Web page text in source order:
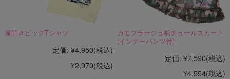
肩開きビッグTシャツ
定価: ¥4,950(税込)
¥2,970(税込)
カモフラージュ柄チュールスカート
(インナーパンツ付)
定価: ¥7,590(税込)
¥4,554(税込)